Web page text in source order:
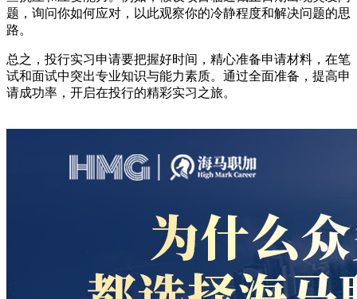
题，询问你如何应对，以此观察你的冷静程度和解决问题的思
路。
总之，投行实习申请要把握好时间，精心准备申请材料，在笔
试和面试中突出专业知识与能力素质。通过全面准备，提高申
请成功率，开启在投行的精彩实习之旅。